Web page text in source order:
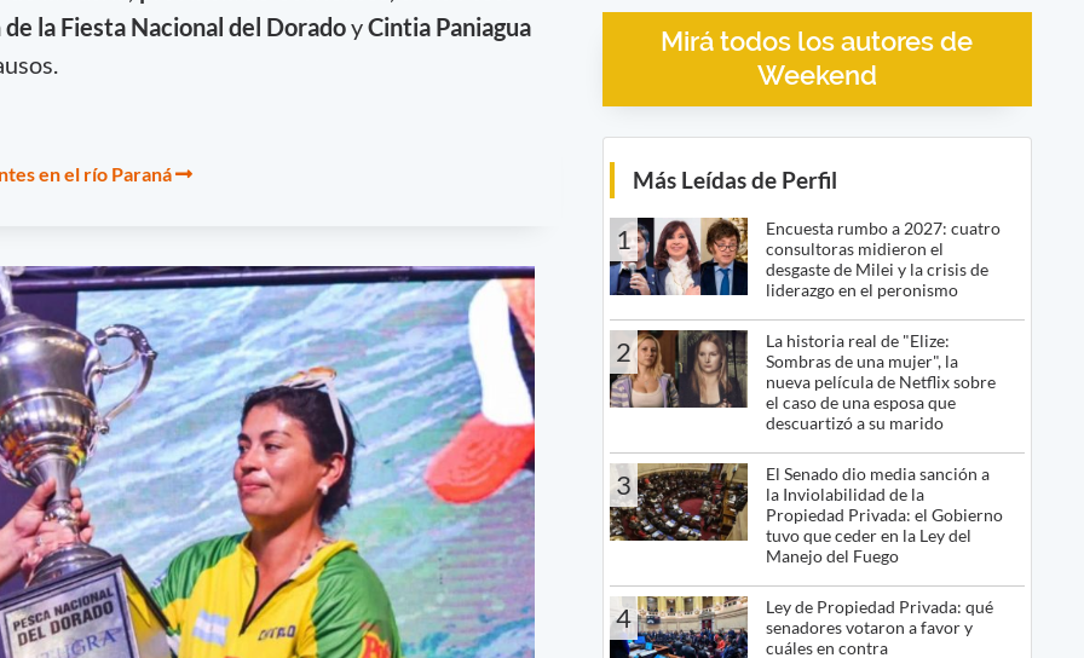
la Fiesta Nacional del DoradoyCintia Paniagua
en el río Paraná
Mirá todos los autores de
Weekend
Más Leídas de Perfil
1
Encuesta rumbo a 2027: cuatro
consultoras midieron el
desgaste de Milei y la crisis de
liderazgo en el peronismo
2
La historia real de "Elize:
Sombras de una mujer", la
nueva película de Netflix sobre
el caso de una esposa que
descuartizó a su marido
3
El Senado dio media sanción a
la Inviolabilidad de la
Propiedad Privada: el Gobierno
tuvo que ceder en la Ley del
Manejo del Fuego
4
Ley de Propiedad Privada: qué
senadores votaron a favor y
cuáles en contra